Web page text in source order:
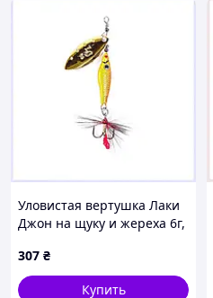
Уловистая вертушка Лаки
Джон на щуку и жереха 6г,
307 ₴
Купить